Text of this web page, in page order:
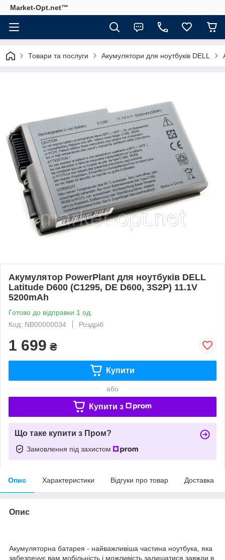
Market-Opt.net™
Товари та послуги Акумулятори для ноутбуків DELL
Акумулятор PowerPlant для ноутбуків DELL
Latitude D600 (C1295, DE D600, 3S2P) 11.1V
5200mAh
Готово до відправки 1 од.
Код: NB00000034
Роздріб
1 699 ₴
Купити
або
Купити з
Що таке купити з Пром?
Замовлення під захистом
Опис Характеристики Відгуки про товар Доставка
Опис
Акумуляторна батарея - найважливіша частина ноутбука, яка
забезпечує вам мобільність і можливість залишатися завжди в